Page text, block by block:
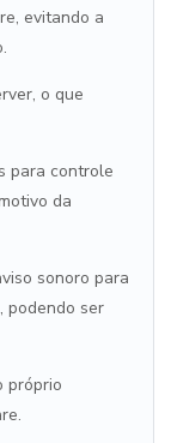
evitando a
o que
para controle
da
sonoro para
podendo ser
próprio